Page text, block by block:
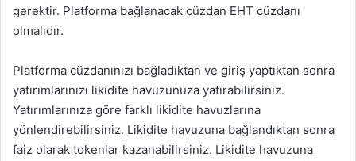
gerektir. Platforma bağlanacak cüzdan EHT cüzdanı
olmalıdır.
Platforma cüzdanınızı bağladıktan ve giriş yaptıktan sonra
yatırımlarınızı likidite havuzunuza yatırabilirsiniz.
Yatırımlarınıza göre farklı likidite havuzlarına
yönlendirebilirsiniz. Likidite havuzuna bağlandıktan sonra
faiz olarak tokenlar kazanabilirsiniz. Likidite havuzuna